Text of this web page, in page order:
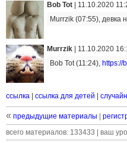
Bob Tot
11.10.2020
Murrzik (07:55), девка
Murrzik
11.10.2020
Bob Tot (11:24), https://
ссылка ссылка для детей
« предыдущие материалы
всего материалов: 133433 | ваш